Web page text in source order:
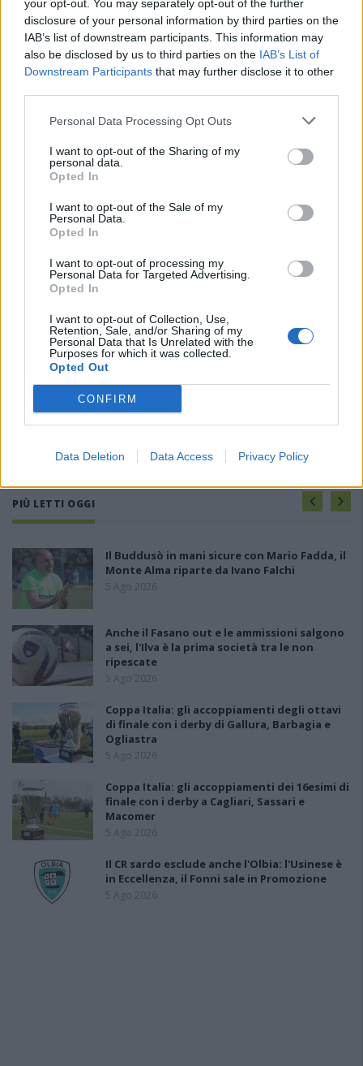
your opt-out. You may separately opt-out of the further
disclosure of your personal information by third parties on the
IAB’s list of downstream participants. This information may
also be disclosed by us to third parties on the IAB’s List of
Downstream Participants that may further disclose it to other
Personal Data Processing Opt Outs
I want to opt-out of the Sharing of my
personal data.
Opted In
I want to opt-out of the Sale of my
Personal Data.
Opted In
I want to opt-out of processing my
Personal Data for Targeted Advertising.
Opted In
I want to opt-out of Collection, Use,
Retention, Sale, and/or Sharing of my
Personal Data that Is Unrelated with the
Purposes for which it was collected.
Opted Out
CONFIRM
Data Deletion Data Access Privacy Policy
PIÙ LETTI OGGI
Il Buddusò in mani sicure con Mario Fadda, il
Monte Alma riparte da Ivano Falchi
5 Ago 2026
Anche il Fasano out e le ammissioni salgono
a sei, l'Ilva è la prima società tra le non
ripescate
5 Ago 2026
Coppa Italia: gli accoppiamenti degli ottavi
di finale con i derby di Gallura, Barbagia e
Ogliastra
5 Ago 2026
Coppa Italia: gli accoppiamenti dei 16esimi di
finale con i derby a Cagliari, Sassari e
Macomer
5 Ago 2026
Il CR sardo esclude anche l'Olbia: l'Usinese è
in Eccellenza, il Fonni sale in Promozione
5 Ago 2026